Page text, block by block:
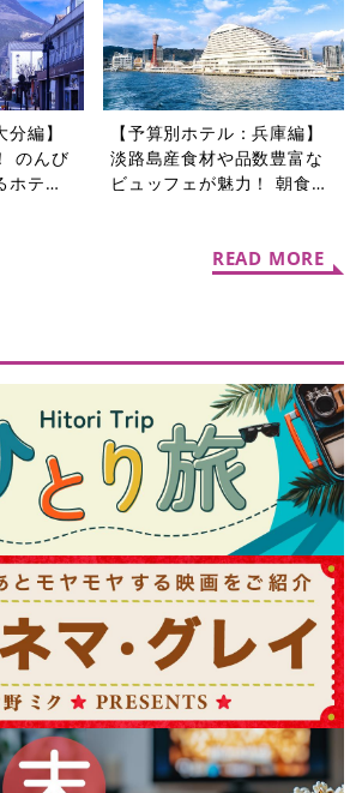
編】
のんび
テル5
【予算別ホテル：兵庫編】
淡路島産食材や品数豊富な
ビュッフェが魅力！ 朝食が
READ MORE